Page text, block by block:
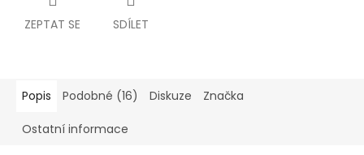
ZEPTAT SE SDÍLET
Popis Podobné (16) Diskuze Značka
Ostatní informace